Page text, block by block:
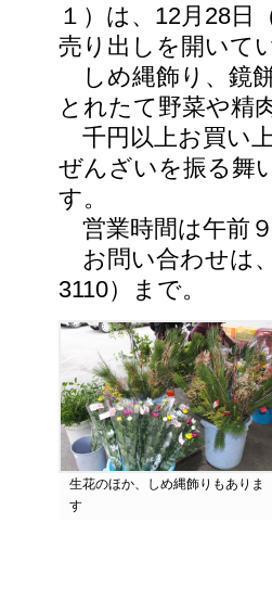
１）は、12月28日
売り出しを開いて
しめ縄飾り、鏡
とれたて野菜や精
千円以上お買い
ぜんざいを振る舞
す。
営業時間は午前
お問い合わせは
3110）まで。
生花のほか、しめ縄飾りもありま
す